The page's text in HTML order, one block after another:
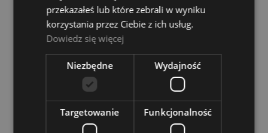
299,00 zł
DO KOSZYKA
przekazałeś lub które zebrali w wyniku
korzystania przez Ciebie z ich usług.
Dowiedz się więcej
Niezbędne Wydajność
Targetowanie Funkcjonalność